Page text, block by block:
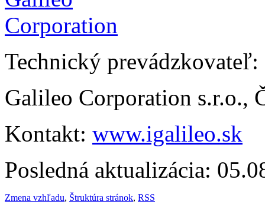
Technický prevádzkovateľ:
Galileo Corporation s.r.o.,
Kontakt: www.igalileo.sk
Posledná aktualizácia:
Zmena vzhľadu, Štruktúra stránok, RSS